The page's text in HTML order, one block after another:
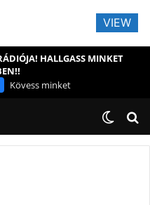
HALLGASS MINKET
Kövess minket
VIEW